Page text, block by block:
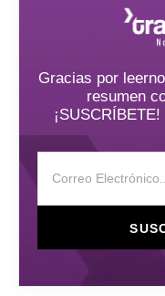
Gracias por
resumen